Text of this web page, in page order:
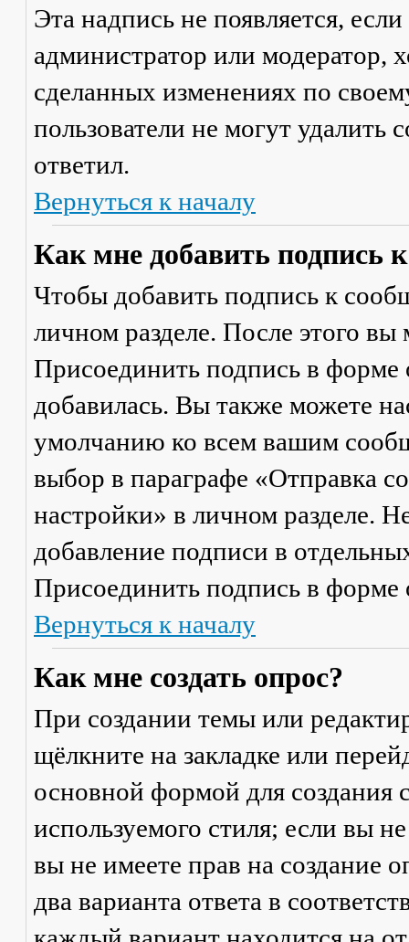
Эта надпись не появляется,
администратор или модератор,
сделанных изменениях по
пользователи не могут удалить
ответил.
Вернуться к началу
Как мне добавить подпись
Чтобы добавить подпись к
личном разделе. После этого
Присоединить подпись в форме
добавилась. Вы также можете
умолчанию ко всем вашим
выбор в параграфе «Отправка
настройки» в личном разделе.
добавление подписи в
Присоединить подпись в форме
Вернуться к началу
Как мне создать опрос?
При создании темы или
щёлкните на закладке или
основной формой для создания
используемого стиля; если вы
вы не имеете прав на создание
два варианта ответа в